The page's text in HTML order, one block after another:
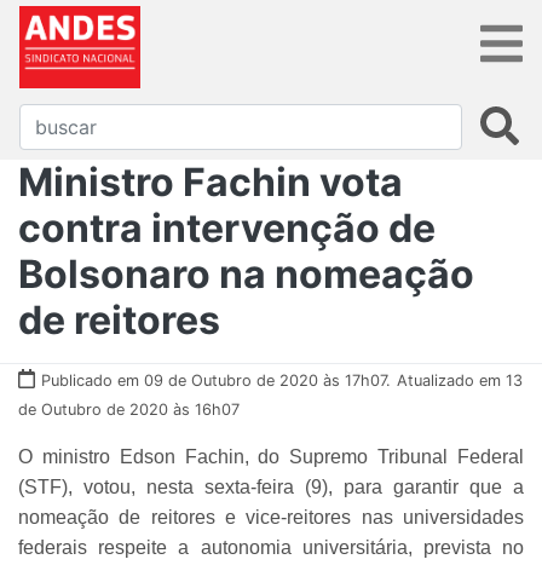
Ministro Fachin vota
contra intervenção de
Bolsonaro na nomeação
de reitores
Publicado em 09 de Outubro de 2020 às 17h07. Atualizado em 13
de Outubro de 2020 às 16h07
O ministro Edson Fachin, do Supremo Tribunal Federal
(STF), votou, nesta sexta-feira (9), para garantir que a
nomeação de reitores e vice-reitores nas universidades
federais respeite a autonomia universitária, prevista no